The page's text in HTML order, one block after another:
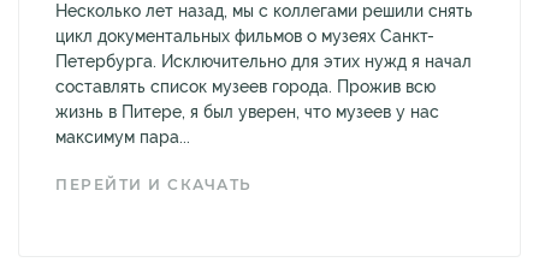
Несколько лет назад, мы с коллегами решили снять
цикл документальных фильмов о музеях Санкт-
Петербурга. Исключительно для этих нужд я начал
составлять список музеев города. Прожив всю
жизнь в Питере, я был уверен, что музеев у нас
максимум пара...
ПЕРЕЙТИ И СКАЧАТЬ